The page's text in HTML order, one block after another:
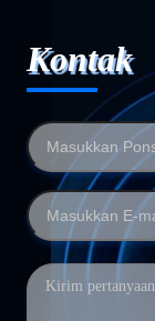
Kontak